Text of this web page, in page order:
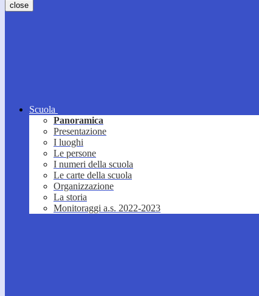
close
Scuola
Panoramica
Presentazione
I luoghi
Le persone
I numeri della scuola
Le carte della scuola
Organizzazione
La storia
Monitoraggi a.s. 2022-2023